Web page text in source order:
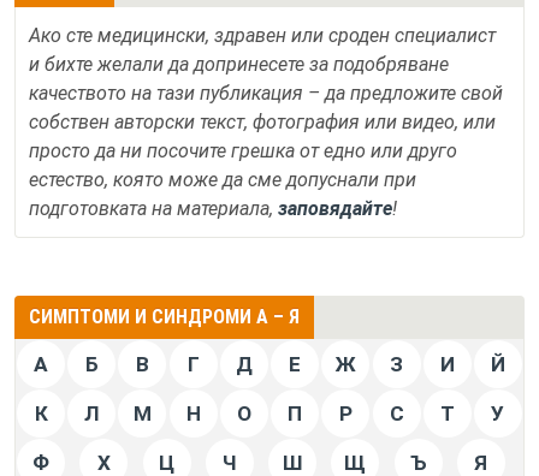
Ако сте медицински, здравен или сроден специалист
и бихте желали да допринесете за подобряване
качеството на тази публикация – да предложите свой
собствен авторски текст, фотография или видео, или
просто да ни посочите грешка от едно или друго
естество, която може да сме допуснали при
подготовката на материала, заповядайте!
СИМПТОМИ И СИНДРОМИ А – Я
А Б В Г Д Е Ж З И Й
К Л М Н О П Р С Т У
Ф Х Ц Ч Ш Щ Ъ Я